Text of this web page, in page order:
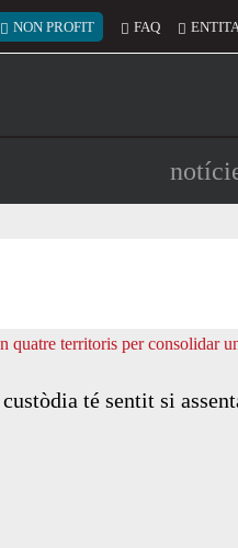
del compte
NON PROFIT FAQ
té sentit si